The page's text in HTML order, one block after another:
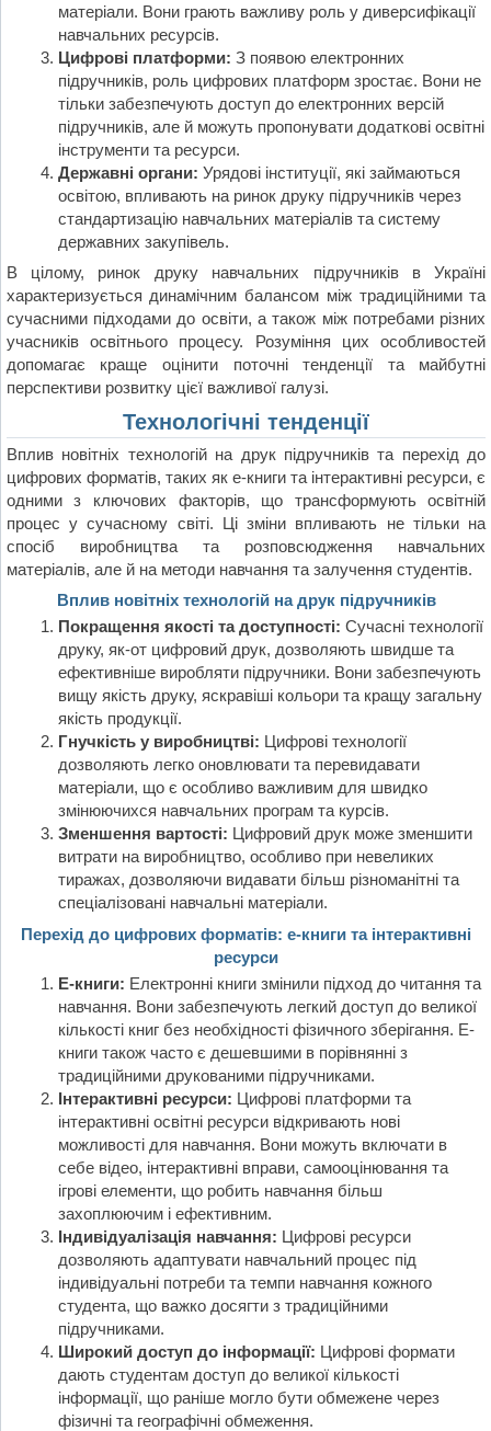
матеріали. Вони грають важливу роль у диверсифікації
навчальних ресурсів.
Цифрові платформи: З появою електронних
підручників, роль цифрових платформ зростає. Вони не
тільки забезпечують доступ до електронних версій
підручників, але й можуть пропонувати додаткові освітні
інструменти та ресурси.
Державні органи: Урядові інституції, які займаються
освітою, впливають на ринок друку підручників через
стандартизацію навчальних матеріалів та систему
державних закупівель.
В цілому, ринок друку навчальних підручників в Україні
характеризується динамічним балансом між традиційними та
сучасними підходами до освіти, а також між потребами різних
учасників освітнього процесу. Розуміння цих особливостей
допомагає краще оцінити поточні тенденції та майбутні
перспективи розвитку цієї важливої галузі.
Технологічні тенденції
Вплив новітніх технологій на друк підручників та перехід до
цифрових форматів, таких як е-книги та інтерактивні ресурси, є
одними з ключових факторів, що трансформують освітній
процес у сучасному світі. Ці зміни впливають не тільки на
спосіб виробництва та розповсюдження навчальних
матеріалів, але й на методи навчання та залучення студентів.
Вплив новітніх технологій на друк підручників
Покращення якості та доступності: Сучасні технології
друку, як-от цифровий друк, дозволяють швидше та
ефективніше виробляти підручники. Вони забезпечують
вищу якість друку, яскравіші кольори та кращу загальну
якість продукції.
Гнучкість у виробництві: Цифрові технології
дозволяють легко оновлювати та перевидавати
матеріали, що є особливо важливим для швидко
змінюючихся навчальних програм та курсів.
Зменшення вартості: Цифровий друк може зменшити
витрати на виробництво, особливо при невеликих
тиражах, дозволяючи видавати більш різноманітні та
спеціалізовані навчальні матеріали.
Перехід до цифрових форматів: е-книги та інтерактивні
ресурси
Е-книги: Електронні книги змінили підход до читання та
навчання. Вони забезпечують легкий доступ до великої
кількості книг без необхідності фізичного зберігання. Е-
книги також часто є дешевшими в порівнянні з
традиційними друкованими підручниками.
Інтерактивні ресурси: Цифрові платформи та
інтерактивні освітні ресурси відкривають нові
можливості для навчання. Вони можуть включати в
себе відео, інтерактивні вправи, самооцінювання та
ігрові елементи, що робить навчання більш
захоплюючим і ефективним.
Індивідуалізація навчання: Цифрові ресурси
дозволяють адаптувати навчальний процес під
індивідуальні потреби та темпи навчання кожного
студента, що важко досягти з традиційними
підручниками.
Широкий доступ до інформації: Цифрові формати
дають студентам доступ до великої кількості
інформації, що раніше могло бути обмежене через
фізичні та географічні обмеження.